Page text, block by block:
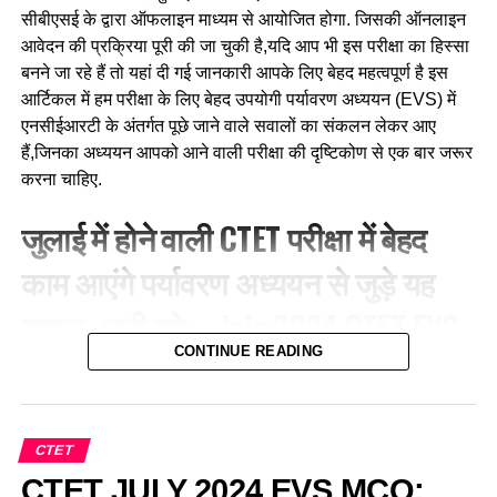
सीबीएसई के द्वारा ऑफलाइन माध्यम से आयोजित होगा. जिसकी ऑनलाइन
आवेदन की प्रक्रिया पूरी की जा चुकी है,यदि आप भी इस परीक्षा का हिस्सा
बनने जा रहे हैं तो यहां दी गई जानकारी आपके लिए बेहद महत्वपूर्ण है इस
आर्टिकल में हम परीक्षा के लिए बेहद उपयोगी पर्यावरण अध्ययन (EVS) में
एनसीईआरटी के अंतर्गत पूछे जाने वाले सवालों का संकलन लेकर आए
हैं,जिनका अध्ययन आपको आने वाली परीक्षा की दृष्टिकोण से एक बार जरूर
करना चाहिए.
जुलाई में होने वाली CTET परीक्षा में बेहद
काम आएंगे पर्यावरण अध्ययन से जुड़े यह
सवाल, अभी पढ़े—July 2024 CTET EVS
NCERT And Pedagogy Important
Question Answer
Q.1 कक्षा आठ में ‘बेरोजगारी’ पर चर्चा चल रही है। सभी विद्यार्थी अच्छी
तरह से भाग ले रहे हैं। अध्यापिका विद्यार्थियों की सहभागिता का अवलोकन
CONTINUE READING
CTET
CTET JULY 2024 EVS MCQ: